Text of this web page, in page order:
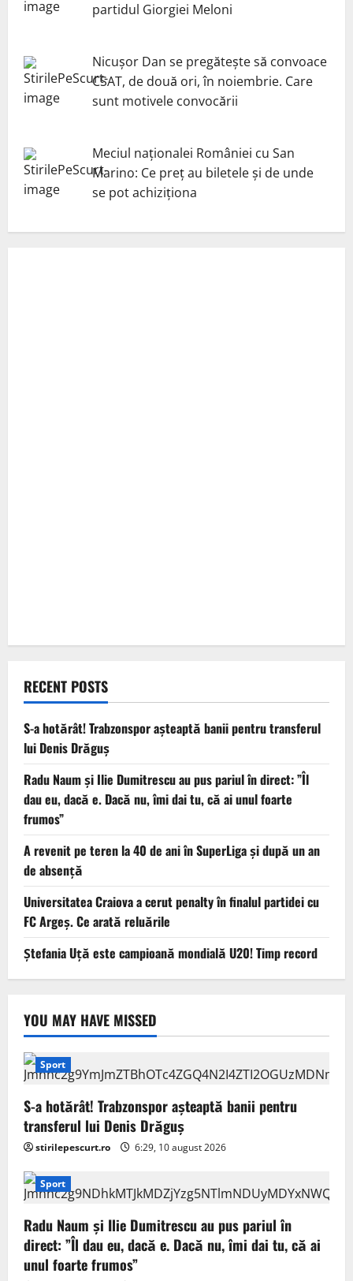
partidul Giorgiei Meloni
Nicuşor Dan se pregăteşte să convoace
CSAT, de două ori, în noiembrie. Care
sunt motivele convocării
Meciul naționalei României cu San
Marino: Ce preț au biletele și de unde
se pot achiziționa
RECENT POSTS
S-a hotărât! Trabzonspor așteaptă banii pentru transferul
lui Denis Drăguș
Radu Naum și Ilie Dumitrescu au pus pariul în direct: ”Îl
dau eu, dacă e. Dacă nu, îmi dai tu, că ai unul foarte
frumos”
A revenit pe teren la 40 de ani în SuperLiga și după un an
de absență
Universitatea Craiova a cerut penalty în finalul partidei cu
FC Argeș. Ce arată reluările
Ștefania Uță este campioană mondială U20! Timp record
YOU MAY HAVE MISSED
Sport
S-a hotărât! Trabzonspor așteaptă banii pentru
transferul lui Denis Drăguș
stirilepescurt.ro 6:29, 10 august 2026
Sport
Radu Naum și Ilie Dumitrescu au pus pariul în
direct: ”Îl dau eu, dacă e. Dacă nu, îmi dai tu, că ai
unul foarte frumos”